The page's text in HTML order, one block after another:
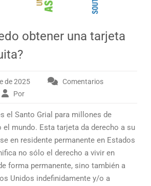
obtener una tarjeta
de 2025
Comentarios
Por
el Santo Grial para millones de
el mundo. Esta tarjeta da derecho a su
en residente permanente en Estados
no sólo el derecho a vivir en
forma permanente, sino también a
Unidos indefinidamente y/o a